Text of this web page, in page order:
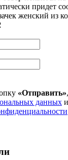
придет
женский из
«Отправить»
данных